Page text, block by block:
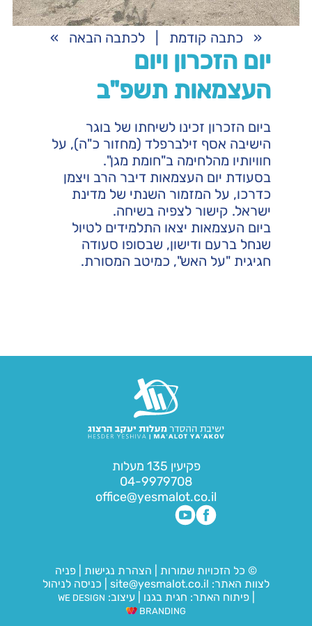
« כתבה קודמת לכתבה הבאה »
יום הזכרון ויום
העצמאות תשפ"ב
ביום הזכרון זכינו לשיחתו של בוגר
הישיבה אסף זילברפלד (מחזור כ"ה), על
חוויותיו מהלחימה ב"חומת מגן".
בסעודת יום העצמאות דיבר הרב ויצמן
כדרכו, על המזמור השנתי של מדינת
ישראל. קישור לצפיה בשיחה.
ביום העצמאות יצאו התלמידים לטיול
שנחל ברעם ודישון, שבסופו סעודה
חגיגית "על האש", כמיטב המסורת.
פקיעין 135 מעלות
04-9979708
office@yesmalot.co.il
© כל הזכויות שמורות הצהרת נגישות
פניה
לצוות האתר: site@yesmalot.co.il
כניסה לניהול
|פיתוח האתר: חגית בגנו עיצוב: WE DESIGN
BRANDING